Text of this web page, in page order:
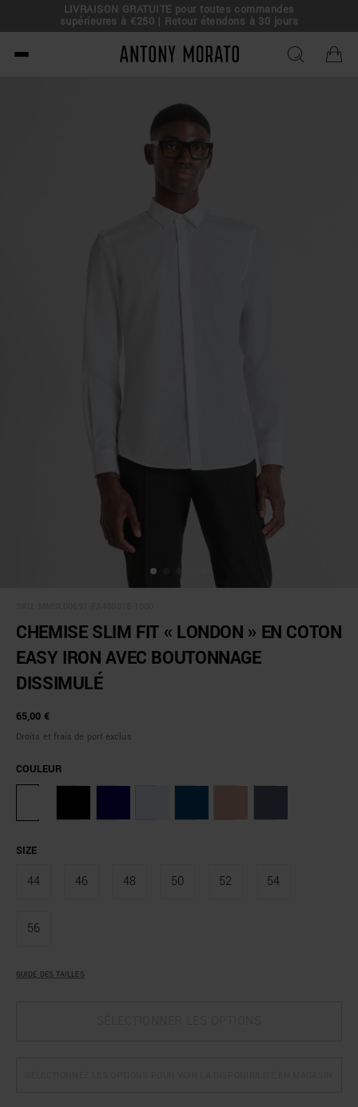
LIVRAISON GRATUITE pour toutes commandes
supérieures à €250 | Retour étendons à 30 jours
Antony Morato - Official
CHEMISE SLIM FIT « LONDON » EN COTON
EASY IRON AVEC BOUTONNAGE
DISSIMULÉ
65,00 €
Droits et frais de port exclus
COULEUR
SIZE
44 46 48 50 52 54
56
GUIDE DES TAILLES